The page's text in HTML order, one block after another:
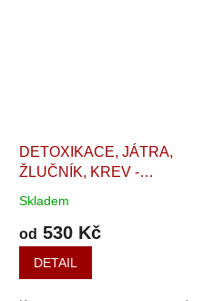
DETOXIKACE, JÁTRA,
ŽLUČNÍK, KREV -
Polodrahokamová směs na
Skladem
od 530 Kč
DETAIL